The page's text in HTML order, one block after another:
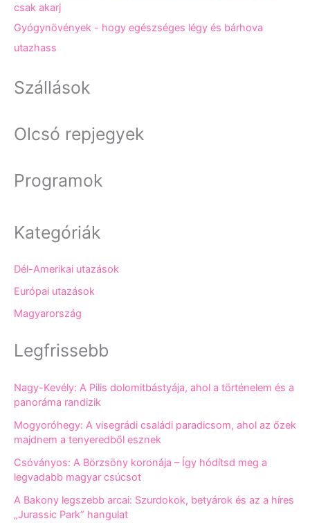
csak akarj
Gyógynövények - hogy egészséges légy és bárhova
utazhass
Szállások
Olcsó repjegyek
Programok
Kategóriák
Dél-Amerikai utazások
Európai utazások
Magyarország
Legfrissebb
Nagy-Kevély: A Pilis dolomitbástyája, ahol a történelem és a
panoráma randizik
Mogyoróhegy: A visegrádi családi paradicsom, ahol az őzek
majdnem a tenyeredből esznek
Csóványos: A Börzsöny koronája – Így hódítsd meg a
legvadabb magyar csúcsot
A Bakony legszebb arcai: Szurdokok, betyárok és az a híres
„Jurassic Park” hangulat